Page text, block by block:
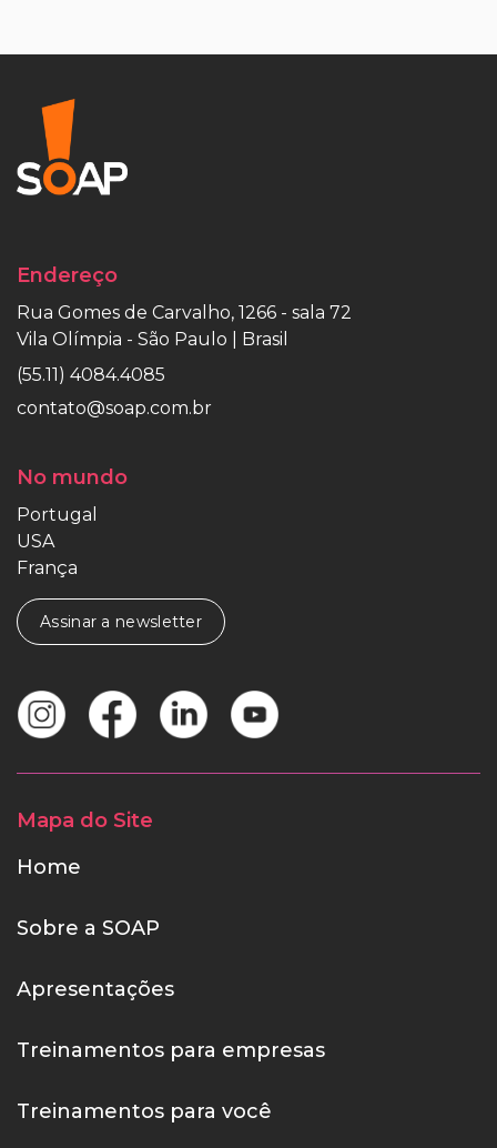
Endereço
Rua Gomes de Carvalho, 1266 - sala 72
Vila Olímpia - São Paulo | Brasil
(55.11) 4084.4085
contato@soap.com.br
No mundo
Portugal
USA
França
Assinar a newsletter
Mapa do Site
Home
Sobre a SOAP
Apresentações
Treinamentos para empresas
Treinamentos para você